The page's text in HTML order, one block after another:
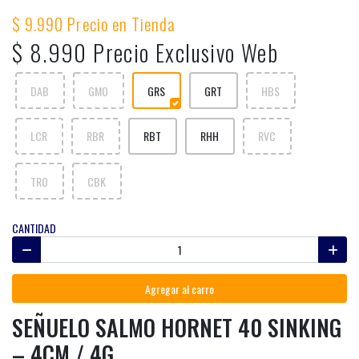
$ 9.990 Precio en Tienda
$ 8.990 Precio Exclusivo Web
DAB GMO GRS GRT HBS
LCR RBR RBT RHH RVC
TRO CBK
CANTIDAD
Agregar al carro
SEÑUELO SALMO HORNET 40 SINKING